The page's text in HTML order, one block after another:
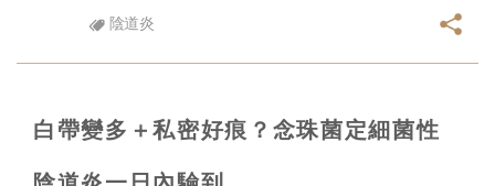
陰道炎
白帶變多＋私密好痕？念珠菌定細菌性